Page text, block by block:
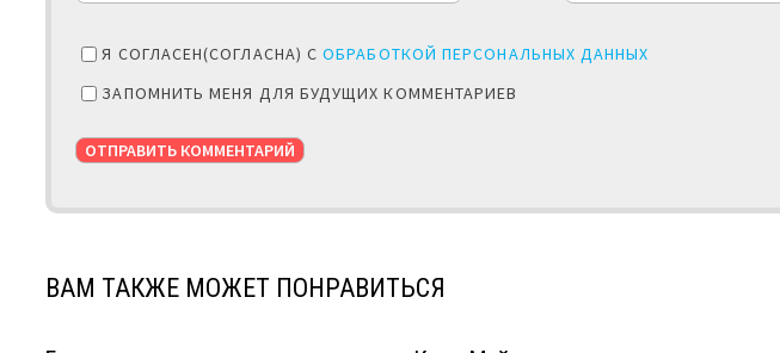
Я СОГЛАСЕН(СОГЛАСНА) СОБРАБОТКОЙ ПЕРСОНАЛЬНЫХ ДАННЫХ
ЗАПОМНИТЬ МЕНЯ ДЛЯ БУДУЩИХ КОММЕНТАРИЕВ
ВАМ ТАКЖЕ МОЖЕТ ПОНРАВИТЬСЯ